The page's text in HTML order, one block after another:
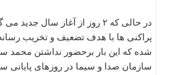
در حالی كه ۲ روز از آغاز سال
پراكنی ها با هدف تضعیف و تخریب
شده كه این بار برحضور نداشتن محمد